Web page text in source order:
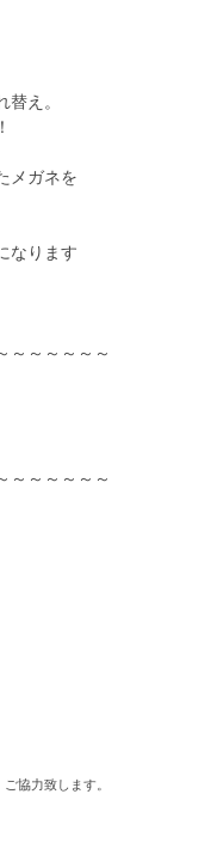
え。
メガネを
なります
～～～～～～
～～～～～～
協力致します。